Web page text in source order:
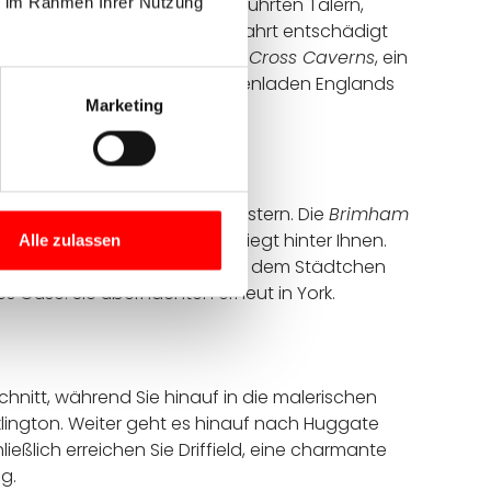
Marketing
Alle zulassen
doch eine baldige Abfahrt entschädigt
sind die
Stump Cross Caverns, ein
Sie den ältesten Süßwarenladen Englands
jedoch einen Anstieg meistern. Die Brimham
Teil der Strecke liegt hinter Ihnen.
dem in nichts nach. Ab dem Städtchen
Ouse. Sie übernachten erneut in York.
während Sie hinauf in die malerischen
Weiter geht es hinauf nach Huggate
erreichen Sie Driffield, eine charmante